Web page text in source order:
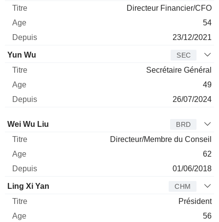
Directeur Financier/CFO
54
23/12/2021
Yun Wu SEC
Secrétaire Général
49
26/07/2024
Administrateur
Wei Wu Liu BRD
Directeur/Membre du Conseil
62
01/06/2018
Ling Xi Yan CHM
Président
56